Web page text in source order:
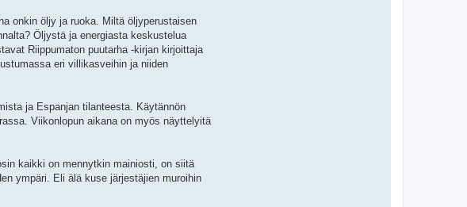
onkin öljy ja ruoka. Miltä öljyperustaisen
Öljystä ja energiasta keskustelua
Riippumaton puutarha -kirjan kirjoittaja
eri villikasveihin ja niiden
ja Espanjan tilanteesta. Käytännön
Viikonlopun aikana on myös näyttelyitä
kaikki on mennytkin mainiosti, on siitä
ympäri. Eli älä kuse järjestäjien muroihin